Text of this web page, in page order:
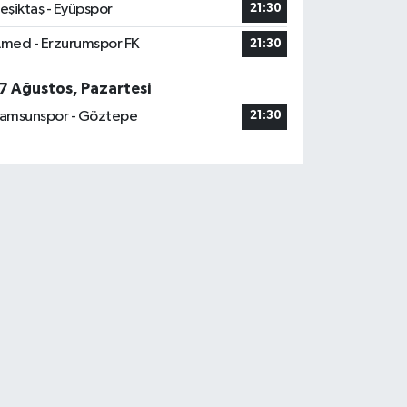
- Eyüpspor 21:30
- Erzurumspor FK 21:30
Ağustos, Pazartesi
- Göztepe
21:30